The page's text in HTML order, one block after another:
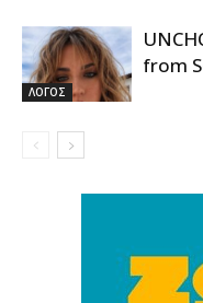
ΛΟΓΟΣ
from